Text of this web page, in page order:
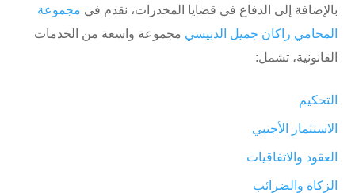
بالإضافة إلى الدفاع في قضايا المخدرات، نقدم في مجموعة
المحامي راكان جميل الدبيسي مجموعة واسعة من الخدمات
القانونية، تشمل:
التحكيم
الاستثمار الأجنبي
العقود والاتفاقيات
الزكاة والضرائب